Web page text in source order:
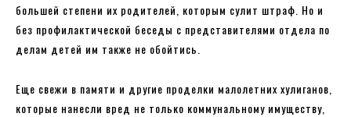
большей степени их родителей, которым сулит штраф. Но и
без профилактической беседы с представителями отдела по
делам детей им также не обойтись.
Еще свежи в памяти и другие проделки малолетних хулиганов,
которые нанесли вред не только коммунальному имуществу,